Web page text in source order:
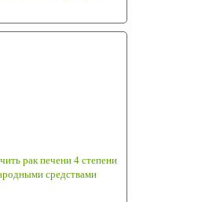
рак печени 4 степени
средствами